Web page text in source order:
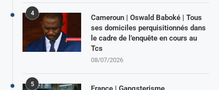
4
Cameroun | Oswald Baboké | Tous
ses domiciles perquisitionnés dans
le cadre de l’enquête en cours au
Tcs
08/07/2026
5